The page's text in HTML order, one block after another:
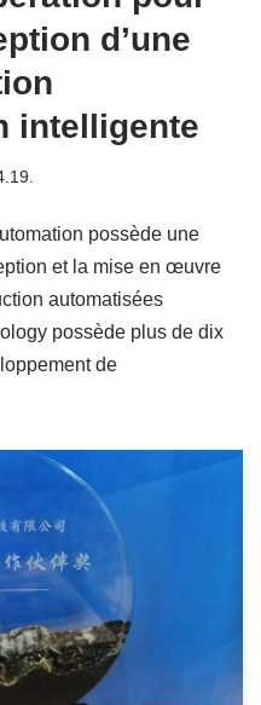
d’une
intelligente
possède une
et la mise en œuvre
automatisées
possède plus de dix
de